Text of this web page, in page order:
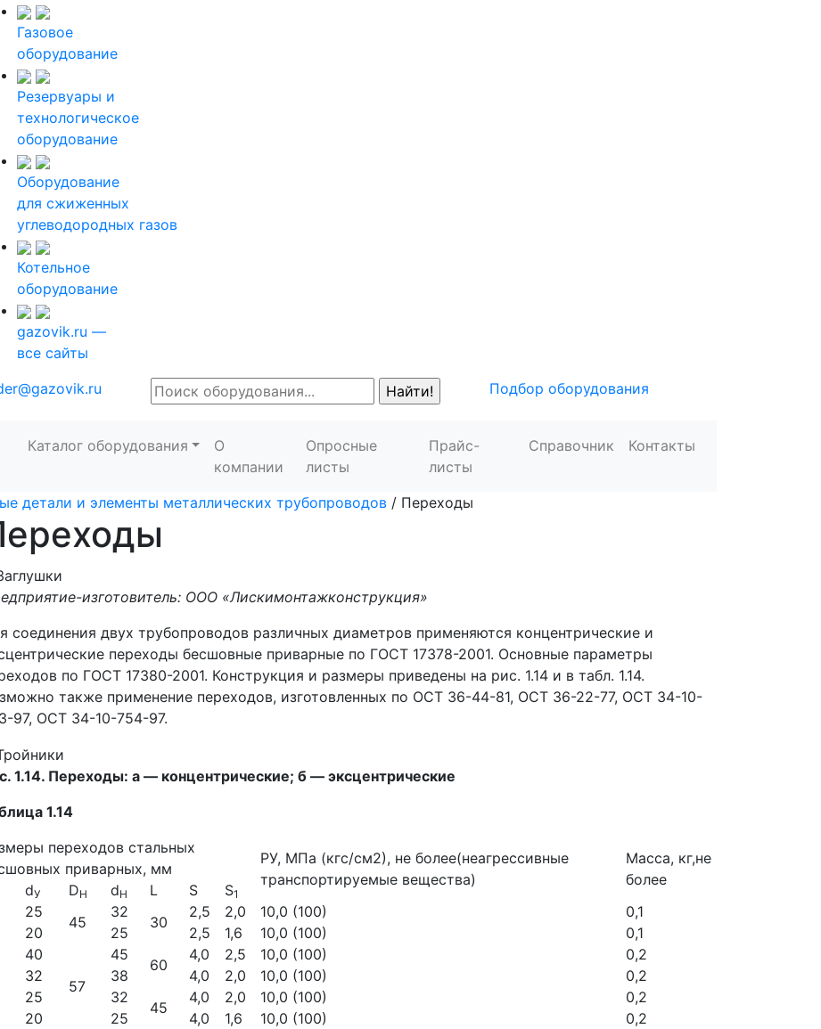
Газовое
оборудование
Резервуары и
технологическое
оборудование
Оборудование
для сжиженных
углеводородных газов
Котельное
оборудование
gazovik.ru —
все сайты
Подбор оборудования
Каталог оборудования
О
компании
Опросные
листы
Прайс-
листы
Справочник Контакты
детали и элементы металлических трубопроводов / Переходы
изготовитель: ООО «Лискимонтажконструкция»
соединения двух трубопроводов различных диаметров применяются концентрические и
переходы бесшовные приварные по ГОСТ 17378-2001. Основные параметры
по ГОСТ 17380-2001. Конструкция и размеры приведены на рис. 1.14 и в табл. 1.14.
также применение переходов, изготовленных по ОСТ 36-44-81, ОСТ 36-22-77, ОСТ 34-10-
97, ОСТ 34-10-754-97.
1.14. Переходы: а — концентрические; б — эксцентрические
1.14
переходов стальных
приварных, мм
РУ, МПа (кгс/см2), не более(неагрессивные
транспортируемые вещества)
Масса, кг,не
более
dУ DH dН L S S1
25
45
32
30
2,5 2,0 10,0 (100)
0,1
20
25 2,5 1,6 10,0 (100) 0,1
40
57
45
60
4,0 2,5 10,0 (100)
0,2
32
38 4,0 2,0 10,0 (100)
0,2
25
32
45
4,0 2,0 10,0 (100)
0,2
20
25 4,0 1,6 10,0 (100) 0,2